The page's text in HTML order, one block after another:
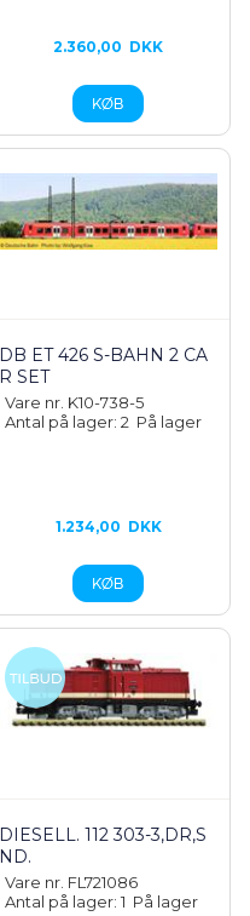
2.360,00 DKK
DB ET 426 S-BAHN 2 CA
R SET
Vare nr. K10-738-5
Antal på lager: 2 På lager
1.234,00 DKK
DIESELL. 112 303-3,DR,S
ND.
Vare nr. FL721086
Antal på lager: 1 På lager